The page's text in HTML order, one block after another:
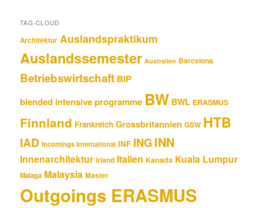
TAG-CLOUD
Architektur Auslandspraktikum
Auslandssemester Australien Barcelona
Betriebswirtschaft BIP
blended intensive programme BW BWL ERASMUS
Finnland Frankreich Grossbritannien GSW HTB
IAD Incomings International INF INGINN
Innenarchitektur Irland Italien Kanada Kuala Lumpur
Malaga Malaysia Master
Outgoings ERASMUS